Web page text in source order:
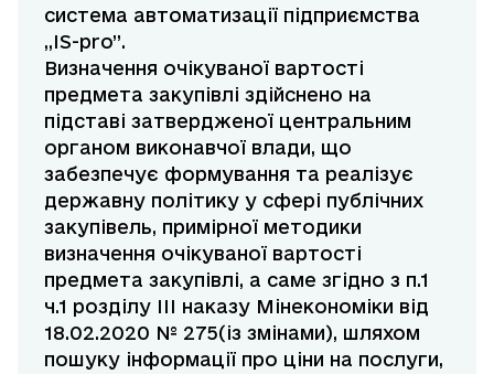
система автоматизації підприємства
„IS-pro”.
Визначення очікуваної вартості
предмета закупівлі здійснено на
підставі затвердженої центральним
органом виконавчої влади, що
забезпечує формування та реалізує
державну політику у сфері публічних
закупівель, примірної методики
визначення очікуваної вартості
предмета закупівлі, а саме згідно з п.1
ч.1 розділу III наказу Мінекономіки від
18.02.2020 № 275(із змінами), шляхом
пошуку інформації про ціни на послуги,